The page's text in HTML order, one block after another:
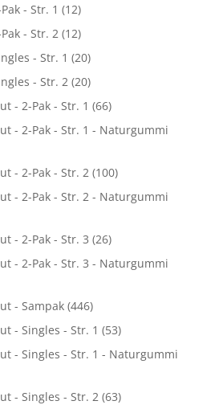
- Str. 1 (12)
- Str. 2 (12)
- Str. 1 (20)
- Str. 2 (20)
- 2-Pak - Str. 1 (66)
- 2-Pak - Str. 1 - Naturgummi
- 2-Pak - Str. 2 (100)
- 2-Pak - Str. 2 - Naturgummi
- 2-Pak - Str. 3 (26)
- 2-Pak - Str. 3 - Naturgummi
- Sampak (446)
- Singles - Str. 1 (53)
- Singles - Str. 1 - Naturgummi
- Singles - Str. 2 (63)